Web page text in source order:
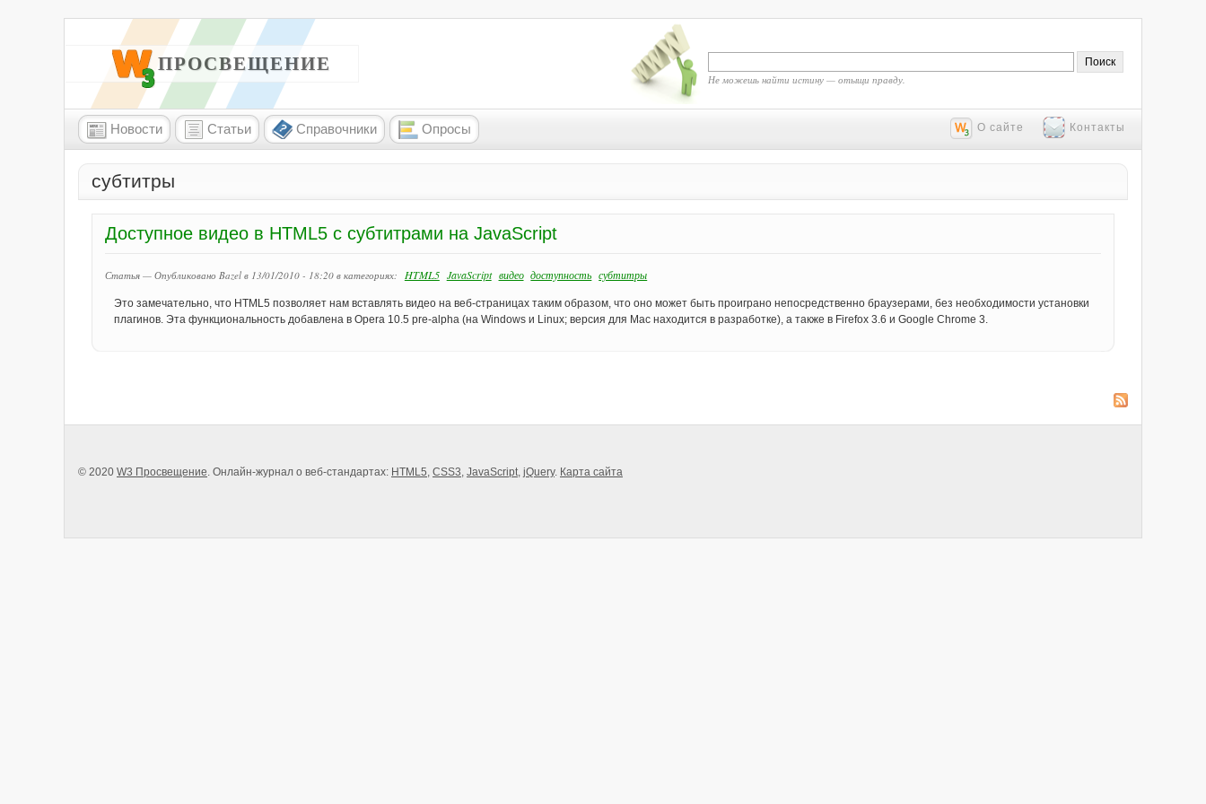
W3 ПРОСВЕЩЕНИЕ
Не можешь найти истину — отыщи правду.
Новости Статьи Справочники Опросы О сайте Контакты
субтитры
Доступное видео в HTML5 с субтитрами на JavaScript
Статья — Опубликовано Bazel в 13/01/2010 - 18:20 в категориях: HTML5 JavaScript видео доступность субтитры
Это замечательно, что HTML5 позволяет нам вставлять видео на веб-страницах таким образом, что оно может быть проиграно непосредственно браузерами, без необходимости установки
плагинов. Эта функциональность добавлена в Opera 10.5 pre-alpha (на Windows и Linux; версия для Mac находится в разработке), а также в Firefox 3.6 и Google Chrome 3.
© 2020 W3 Просвещение. Онлайн-журнал о веб-стандартах: HTML5, CSS3, JavaScript, jQuery. Карта сайта